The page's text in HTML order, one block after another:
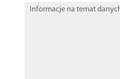
Informacje na temat